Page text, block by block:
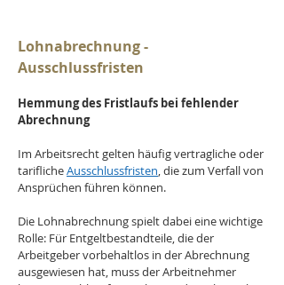
Lohnabrechnung -
Ausschlussfristen
Hemmung des Fristlaufs bei fehlender
Abrechnung
Im Arbeitsrecht gelten häufig vertragliche oder
tarifliche Ausschlussfristen, die zum Verfall von
Ansprüchen führen können.
Die Lohnabrechnung spielt dabei eine wichtige
Rolle: Für Entgeltbestandteile, die der
Arbeitgeber vorbehaltlos in der Abrechnung
ausgewiesen hat, muss der Arbeitnehmer